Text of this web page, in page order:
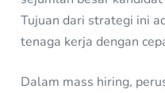
Tujuan dari strategi ini
tenaga kerja dengan
Dalam mass hiring,